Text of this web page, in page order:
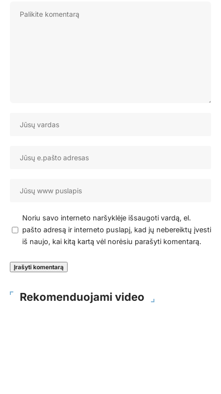
Noriu savo interneto naršyklėje išsaugoti vardą, el.
pašto adresą ir interneto puslapį, kad jų nebereiktų įvesti
iš naujo, kai kitą kartą vėl norėsiu parašyti komentarą.
Rekomenduojami video